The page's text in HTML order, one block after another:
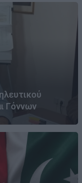
Γόννων